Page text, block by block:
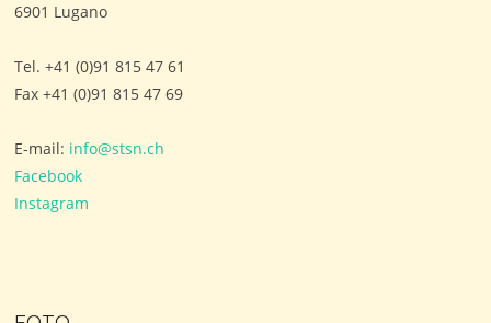
6901 Lugano
Tel. +41 (0)91 815 47 61
Fax +41 (0)91 815 47 69
E-mail: info@stsn.ch
Facebook
Instagram